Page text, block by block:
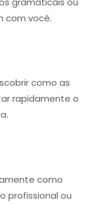
com você.
como as
rapidamente o
como
profissional ou